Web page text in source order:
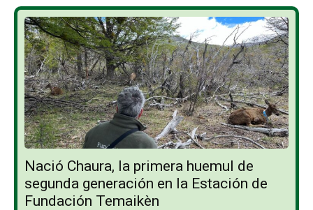
Nació Chaura, la primera huemul de
segunda generación en la Estación de
Fundación Temaikèn